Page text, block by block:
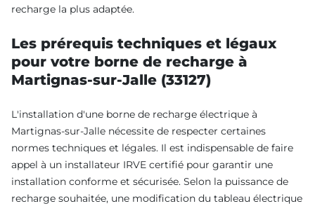
recharge la plus adaptée.
Les prérequis techniques et légaux
pour votre borne de recharge à
Martignas-sur-Jalle (33127)
L'installation d'une borne de recharge électrique à
Martignas-sur-Jalle nécessite de respecter certaines
normes techniques et légales. Il est indispensable de faire
appel à un installateur IRVE certifié pour garantir une
installation conforme et sécurisée. Selon la puissance de
recharge souhaitée, une modification du tableau électrique